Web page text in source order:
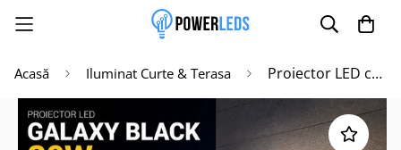
Acasă Iluminat Curte & Terasa Proiector LED cu Senzor 30W Galaxy Black IP65 2700lm
Poate mai târziu Activează notificările